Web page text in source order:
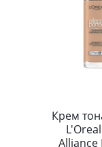
Крем
Alliance